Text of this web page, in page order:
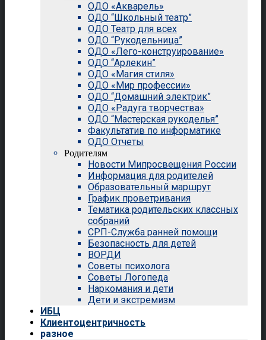
ОДО «Акварель»
ОДО “Школьный театр”
ОДО Театр для всех
ОДО “Рукодельница”
ОДО «Лего-конструирование»
ОДО “Арлекин”
ОДО «Магия стиля»
ОДО «Мир профессии»
ОДО “Домашний электрик”
ОДО «Радуга творчества»
ОДО “Мастерская рукоделья”
Факультатив по информатике
ОДО Отчеты
Родителям
Новости Мипросвещения России
Информация для родителей
Образовательный маршрут
График проветривания
Тематика родительских классных
собраний
СРП-Служба ранней помощи
Безопасность для детей
ВОРДИ
Советы психолога
Советы Логопеда
Наркомания и дети
Дети и экстремизм
ИБЦ
Клиентоцентричность
разное